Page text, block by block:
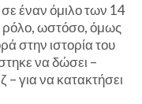
έναν όμιλο των 14
ρόλο, ωστόσο, όμως
στην ιστορία του
να δώσει –
για να κατακτήσει